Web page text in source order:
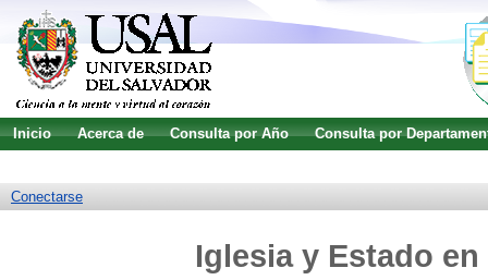
Inicio Acerca de Consulta por Año
Consulta por
Conectarse
Iglesia y Estado